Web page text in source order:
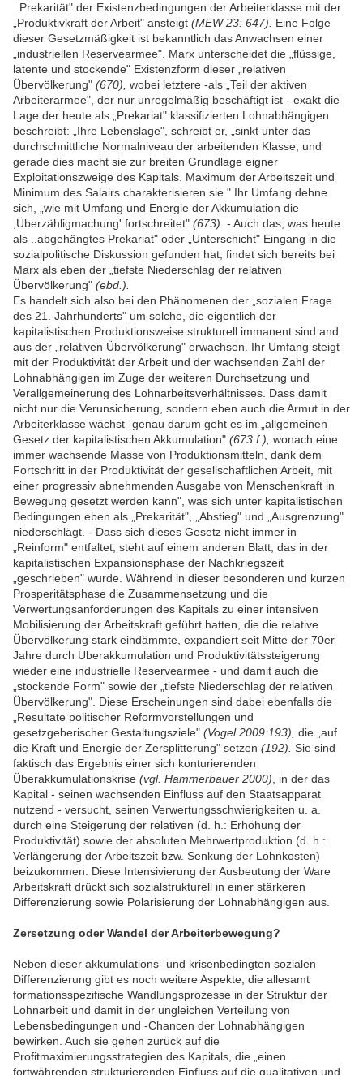
..Prekarität" der Existenzbedingungen der Arbeiterklasse mit der
„Produktivkraft der Arbeit" ansteigt (MEW 23: 647). Eine Folge
dieser Gesetzmäßigkeit ist bekanntlich das Anwachsen einer
„industriellen Reservearmee". Marx unterscheidet die „flüssige,
latente und stockende" Existenzform dieser „relativen
Übervölkerung" (670), wobei letztere -als „Teil der aktiven
Arbeiterarmee", der nur unregelmäßig beschäftigt ist - exakt die
Lage der heute als „Prekariat" klassifizierten Lohnabhängigen
beschreibt: „Ihre Lebenslage", schreibt er, „sinkt unter das
durchschnittliche Normalniveau der arbeitenden Klasse, und
gerade dies macht sie zur breiten Grundlage eigner
Exploitationszweige des Kapitals. Maximum der Arbeitszeit und
Minimum des Salairs charakterisieren sie." Ihr Umfang dehne
sich, „wie mit Umfang und Energie der Akkumulation die
,Überzähligmachung' fortschreitet" (673). - Auch das, was heute
als ..abgehängtes Prekariat" oder „Unterschicht" Eingang in die
sozialpolitische Diskussion gefunden hat, findet sich bereits bei
Marx als eben der „tiefste Niederschlag der relativen
Übervölkerung" (ebd.).
Es handelt sich also bei den Phänomenen der „sozialen Frage
des 21. Jahrhunderts" um solche, die eigentlich der
kapitalistischen Produktionsweise strukturell immanent sind and
aus der „relativen Übervölkerung" erwachsen. Ihr Umfang steigt
mit der Produktivität der Arbeit und der wachsenden Zahl der
Lohnabhängigen im Zuge der weiteren Durchsetzung und
Verallgemeinerung des Lohnarbeitsverhältnisses. Dass damit
nicht nur die Verunsicherung, sondern eben auch die Armut in der
Arbeiterklasse wächst -genau darum geht es im „allgemeinen
Gesetz der kapitalistischen Akkumulation" (673 f.), wonach eine
immer wachsende Masse von Produktionsmitteln, dank dem
Fortschritt in der Produktivität der gesellschaftlichen Arbeit, mit
einer progressiv abnehmenden Ausgabe von Menschenkraft in
Bewegung gesetzt werden kann", was sich unter kapitalistischen
Bedingungen eben als „Prekarität", „Abstieg" und „Ausgrenzung"
niederschlägt. - Dass sich dieses Gesetz nicht immer in
„Reinform" entfaltet, steht auf einem anderen Blatt, das in der
kapitalistischen Expansionsphase der Nachkriegszeit
„geschrieben" wurde. Während in dieser besonderen und kurzen
Prosperitätsphase die Zusammensetzung und die
Verwertungsanforderungen des Kapitals zu einer intensiven
Mobilisierung der Arbeitskraft geführt hatten, die die relative
Übervölkerung stark eindämmte, expandiert seit Mitte der 70er
Jahre durch Überakkumulation und Produktivitätssteigerung
wieder eine industrielle Reservearmee - und damit auch die
„stockende Form" sowie der „tiefste Niederschlag der relativen
Übervölkerung". Diese Erscheinungen sind dabei ebenfalls die
„Resultate politischer Reformvorstellungen und
gesetzgeberischer Gestaltungsziele" (Vogel 2009:193), die „auf
die Kraft und Energie der Zersplitterung" setzen (192). Sie sind
faktisch das Ergebnis einer sich konturierenden
Überakkumulationskrise (vgl. Hammerbauer 2000), in der das
Kapital - seinen wachsenden Einfluss auf den Staatsapparat
nutzend - versucht, seinen Verwertungsschwierigkeiten u. a.
durch eine Steigerung der relativen (d. h.: Erhöhung der
Produktivität) sowie der absoluten Mehrwertproduktion (d. h.:
Verlängerung der Arbeitszeit bzw. Senkung der Lohnkosten)
beizukommen. Diese Intensivierung der Ausbeutung der Ware
Arbeitskraft drückt sich sozialstrukturell in einer stärkeren
Differenzierung sowie Polarisierung der Lohnabhängigen aus.
Zersetzung oder Wandel der Arbeiterbewegung?
Neben dieser akkumulations- und krisenbedingten sozialen
Differenzierung gibt es noch weitere Aspekte, die allesamt
formationsspezifische Wandlungsprozesse in der Struktur der
Lohnarbeit und damit in der ungleichen Verteilung von
Lebensbedingungen und -Chancen der Lohnabhängigen
bewirken. Auch sie gehen zurück auf die
Profitmaximierungsstrategien des Kapitals, die „einen
fortwährenden strukturierenden Einfluss auf die qualitativen und